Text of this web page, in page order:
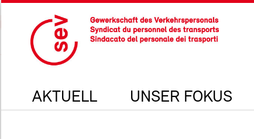
AKTUELL UNSER FOKUS